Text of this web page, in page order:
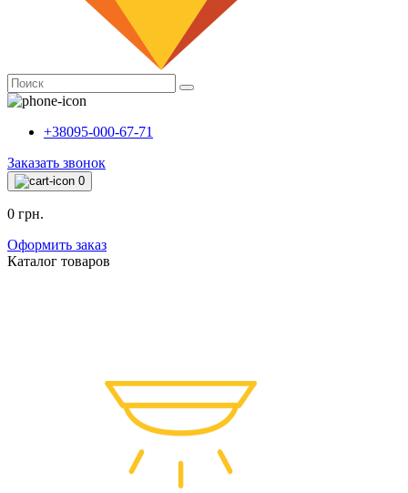
+38095-000-67-71
Заказать звонок
0
0 грн.
Оформить заказ
Каталог товаров